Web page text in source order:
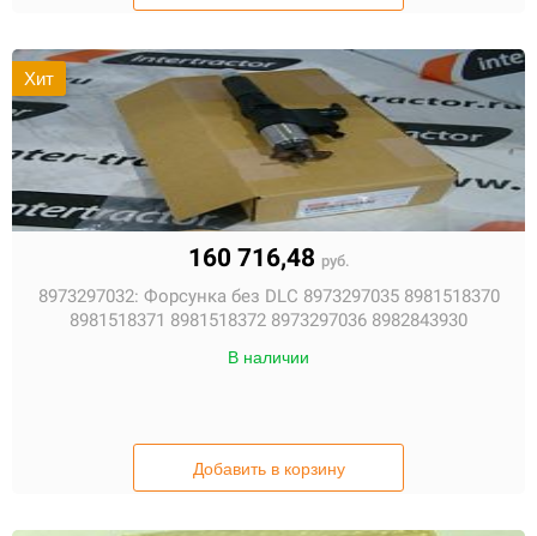
Хит
160 716,48 руб.
8973297032: Форсунка без DLC 8973297035 8981518370
8981518371 8981518372 8973297036 8982843930
В наличии
Добавить в корзину